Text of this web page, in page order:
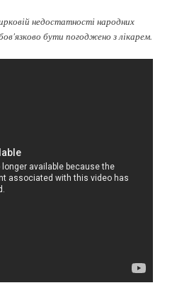
недостатності народних
бути погоджено з лікарем.